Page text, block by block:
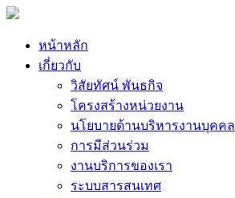
หน้าหลัก
เกี่ยวกับ
วิสัยทัศน์ พันธกิจ
โครงสร้างหน่วยงาน
นโยบายด้านบริหารงานบุคคล
การมีส่วนร่วม
งานบริการของเรา
ระบบสารสนเทศ